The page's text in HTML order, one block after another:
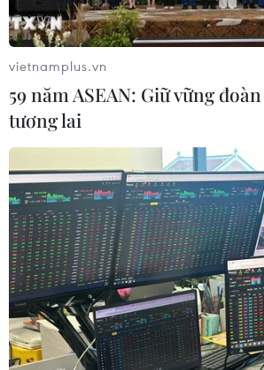
trưởng Boris Johnson.
Những "kịch bản" đàm phán
vietnamplus.vn
59 năm ASEAN: Giữ vững
tương lai